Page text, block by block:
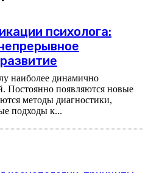
психолога:
наиболее динамично
Постоянно появляются новые
методы диагностики,
подходы к...